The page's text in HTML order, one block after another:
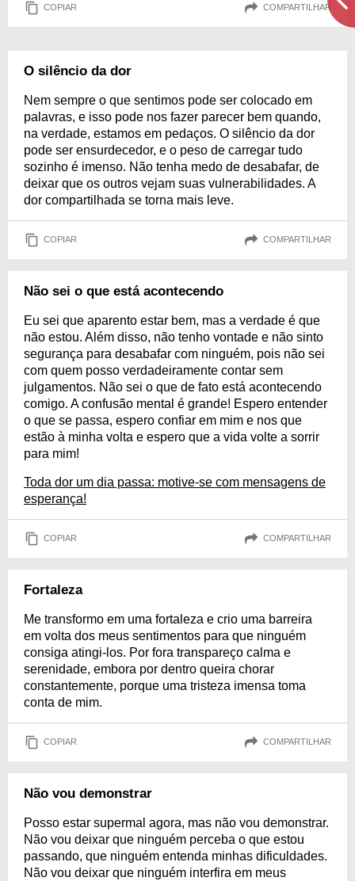
COPIAR COMPARTILHAR
O silêncio da dor
Nem sempre o que sentimos pode ser colocado em
palavras, e isso pode nos fazer parecer bem quando,
na verdade, estamos em pedaços. O silêncio da dor
pode ser ensurdecedor, e o peso de carregar tudo
sozinho é imenso. Não tenha medo de desabafar, de
deixar que os outros vejam suas vulnerabilidades. A
dor compartilhada se torna mais leve.
COPIAR COMPARTILHAR
Não sei o que está acontecendo
Eu sei que aparento estar bem, mas a verdade é que
não estou. Além disso, não tenho vontade e não sinto
segurança para desabafar com ninguém, pois não sei
com quem posso verdadeiramente contar sem
julgamentos. Não sei o que de fato está acontecendo
comigo. A confusão mental é grande! Espero entender
o que se passa, espero confiar em mim e nos que
estão à minha volta e espero que a vida volte a sorrir
para mim!
Toda dor um dia passa: motive-se com mensagens de
esperança!
COPIAR COMPARTILHAR
Fortaleza
Me transformo em uma fortaleza e crio uma barreira
em volta dos meus sentimentos para que ninguém
consiga atingi-los. Por fora transpareço calma e
serenidade, embora por dentro queira chorar
constantemente, porque uma tristeza imensa toma
conta de mim.
COPIAR COMPARTILHAR
Não vou demonstrar
Posso estar supermal agora, mas não vou demonstrar.
Não vou deixar que ninguém perceba o que estou
passando, que ninguém entenda minhas dificuldades.
Não vou deixar que ninguém interfira em meus